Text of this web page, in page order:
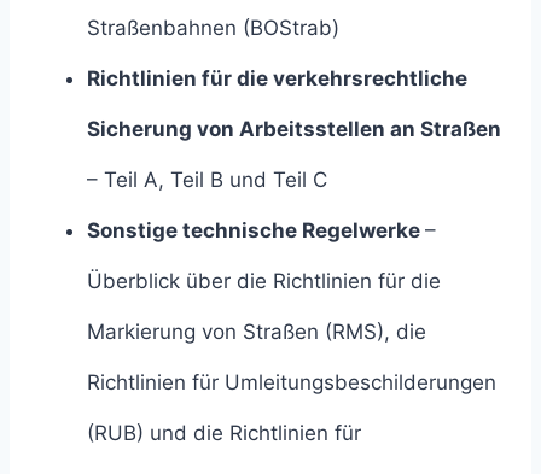
Straßenbahnen (BOStrab)
Richtlinien für die verkehrsrechtliche
Sicherung von Arbeitsstellen an Straßen
– Teil A, Teil B und Teil C
Sonstige technische Regelwerke –
Überblick über die Richtlinien für die
Markierung von Straßen (RMS), die
Richtlinien für Umleitungsbeschilderungen
(RUB) und die Richtlinien für